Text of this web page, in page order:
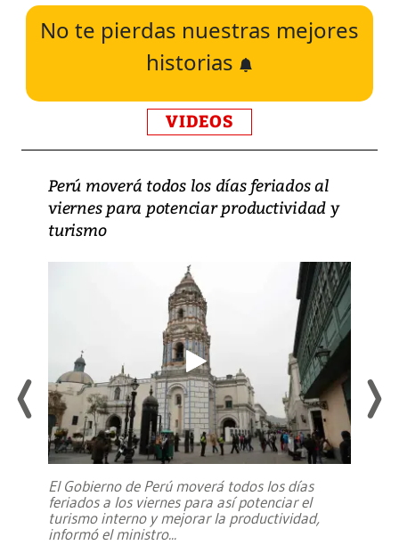
No te pierdas nuestras mejores
historias
VIDEOS
Perú moverá todos los días feriados al
viernes para potenciar productividad y
turismo
El Gobierno de Perú moverá todos los días
feriados a los viernes para así potenciar el
turismo interno y mejorar la productividad,
informó el ministro...